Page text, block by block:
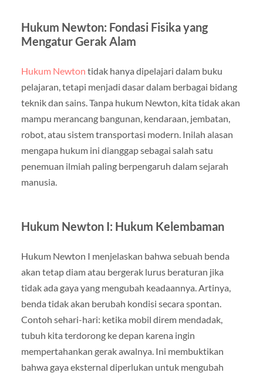
Hukum Newton: Fondasi Fisika yang
Mengatur Gerak Alam
Hukum Newton tidak hanya dipelajari dalam buku
pelajaran, tetapi menjadi dasar dalam berbagai bidang
teknik dan sains. Tanpa hukum Newton, kita tidak akan
mampu merancang bangunan, kendaraan, jembatan,
robot, atau sistem transportasi modern. Inilah alasan
mengapa hukum ini dianggap sebagai salah satu
penemuan ilmiah paling berpengaruh dalam sejarah
manusia.
Hukum Newton I: Hukum Kelembaman
Hukum Newton I menjelaskan bahwa sebuah benda
akan tetap diam atau bergerak lurus beraturan jika
tidak ada gaya yang mengubah keadaannya. Artinya,
benda tidak akan berubah kondisi secara spontan.
Contoh sehari-hari: ketika mobil direm mendadak,
tubuh kita terdorong ke depan karena ingin
mempertahankan gerak awalnya. Ini membuktikan
bahwa gaya eksternal diperlukan untuk mengubah